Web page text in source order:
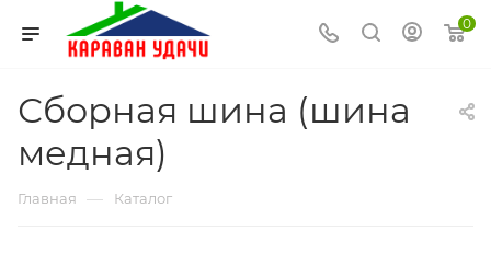
0
Сборная шина (шина
медная)
Главная — Каталог